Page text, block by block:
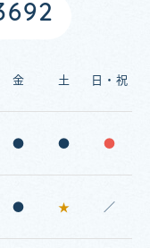
金 土 日・祝
● ● ●
● ★ ／